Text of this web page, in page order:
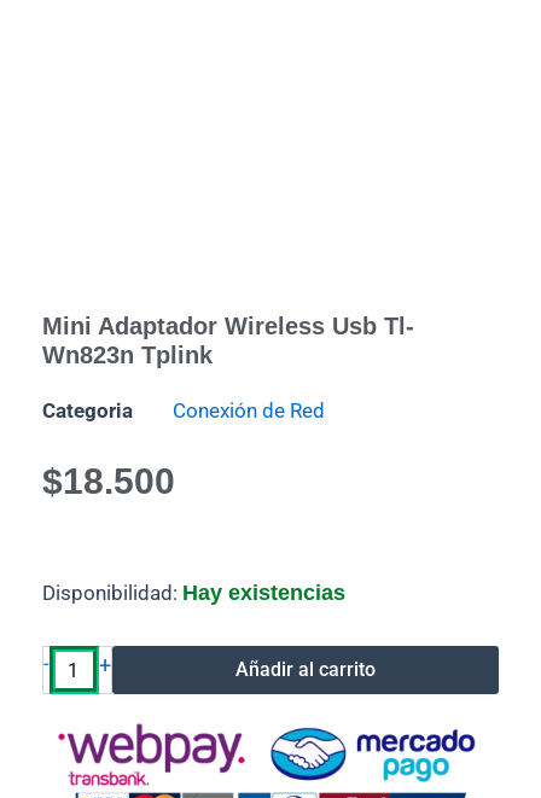
Mini Adaptador Wireless Usb Tl-
Wn823n Tplink
Categoria Conexión de Red
$18.500
Disponibilidad: Hay existencias
-
Mini
adaptador
usb
tplink
cantidad
+ Añadir al carrito